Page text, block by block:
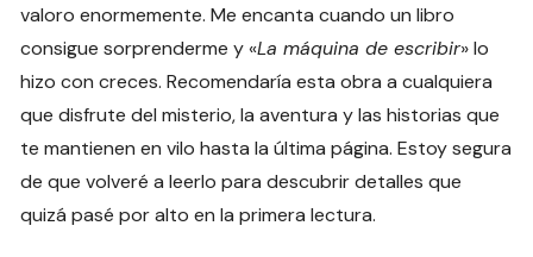
valoro enormemente. Me encanta cuando un libro
consigue sorprenderme y «La máquina de escribir» lo
hizo con creces. Recomendaría esta obra a cualquiera
que disfrute del misterio, la aventura y las historias que
te mantienen en vilo hasta la última página. Estoy segura
de que volveré a leerlo para descubrir detalles que
quizá pasé por alto en la primera lectura.